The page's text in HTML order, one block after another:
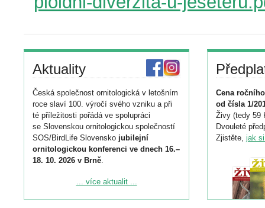
Aktuality
Česká společnost ornitologická v letošním
roce slaví 100. výročí svého vzniku a při
té příležitosti pořádá ve spolupráci
se Slovenskou ornitologickou společností
SOS/BirdLife Slovensko jubilejní
ornitologickou konferenci ve dnech 16.–
18. 10. 2026 v Brně.
Podrobnější informace ke konferenci
... více aktualit ...
Cena
od čísla 1/
Živy (tedy 59
Dvouleté
Zjistěte, jak